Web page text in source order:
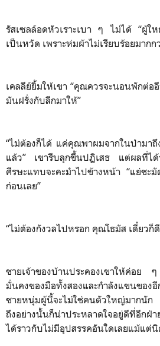
รัสเซลล์อดหัวเราะเบา ๆ ไม่ได้ “ผู้ให
เป็นหวัด เพราะห่มผ้าไม่เรียบร้อยมากก
เคลลีย์ยิ้มให้เขา “คุณควรจะนอนพักต่
มันฝรั่งกับลีกมาให้”
“ไม่ต้องก็ได้ แค่คุณพาผมจากในป่ามา
แล้ว” เขารีบลุกขึ้นปฏิเสธ แต่ผลที่ไ
ศีรษะแทบจะคะมำไปข้างหน้า “แย่ชะ
ก่อนเลย”
“ไม่ต้องกังวลไปหรอก คุณโธมัส เดี๋ยวก็
ชายเจ้าของบ้านประคองเขาให้ค่อ
มั่นคงของมือทั้งสองและกำลังแขนของ
ชายหนุ่มผู้นี้จะไม่ใช่คนตัวใหญ่มากนั
ถึงอย่างนั้นก็น่าประหลาดใจอยู่ดีที่อีกฝ่า
ได้ราวกับไม่มีอุปสรรคอันใดเลยแม้แต่นิ